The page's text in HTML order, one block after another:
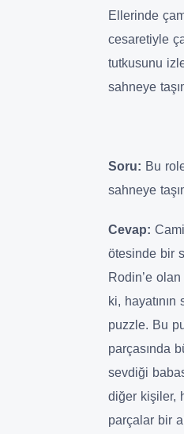
Ellerinde
cesaretiyle
tutkusunu
sahneye
Soru: Bu
sahneye
Cevap:
ötesinde bir
Rodin’e olan
ki,
puzzle. Bu
parçasında
sevdiği
diğer kişiler,
parçalar bir